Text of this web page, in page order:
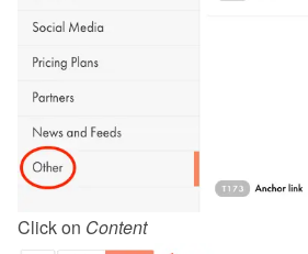
Click on Content